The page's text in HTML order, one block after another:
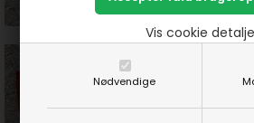
Nødvendige
Vis cookie